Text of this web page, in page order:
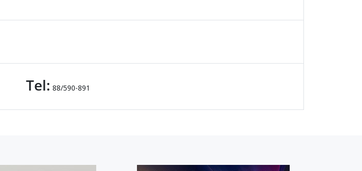
Tel: 88/590-891